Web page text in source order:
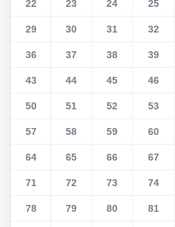
22 23 24 25
29 30 31 32
36 37 38 39
43 44 45 46
50 51 52 53
57 58 59 60
64 65 66 67
71 72 73 74
78 79 80 81